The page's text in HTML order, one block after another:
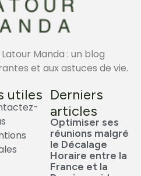
Manda : un blog
et aux astuces de vie.
utiles Derniers
articles
Optimiser ses
réunions malgré
le Décalage
Horaire entre la
France et la